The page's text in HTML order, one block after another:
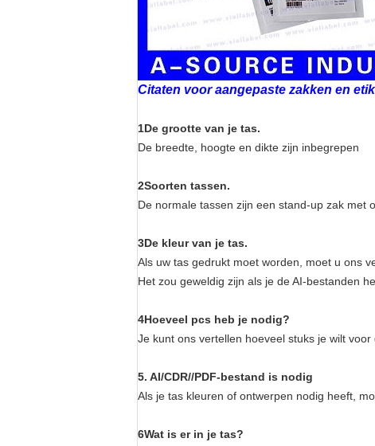
Citaten voor aangepaste zakken en
1De grootte van je tas.
De breedte, hoogte en dikte zijn inbegrepen
2Soorten tassen.
De normale tassen zijn een stand-up zak met
3De kleur van je tas.
Als uw tas gedrukt moet worden, moet u ons
Het zou geweldig zijn als je de AI-bestanden
4Hoeveel pcs heb je nodig?
Je kunt ons vertellen hoeveel stuks je wilt
5. AI/CDR//PDF-bestand is nodig
Als je tas kleuren of ontwerpen nodig heeft,
6Wat is er in je tas?